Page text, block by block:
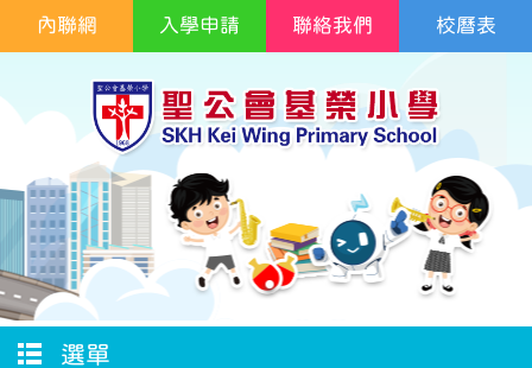
校曆表
內聯網 入學申請 聯絡我們
選單